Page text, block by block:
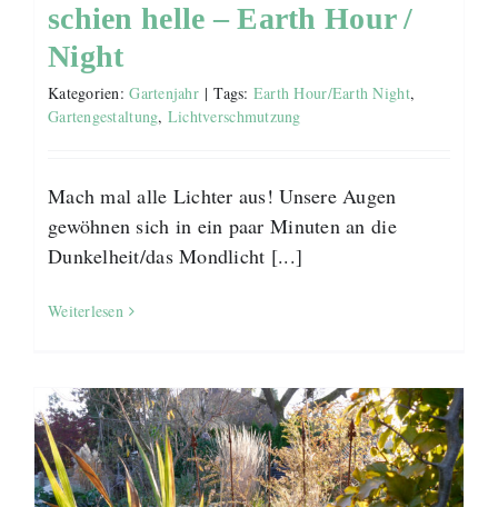
schien helle – Earth Hour /
Night
Kategorien:Gartenjahr | Tags: Earth Hour/Earth Night,
Gartengestaltung, Lichtverschmutzung
Mach mal alle Lichter aus! Unsere Augen
gewöhnen sich in ein paar Minuten an die
Dunkelheit/das Mondlicht [...]
Weiterlesen